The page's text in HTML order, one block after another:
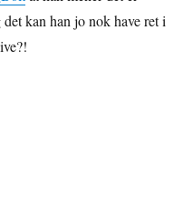
kan han jo nok have ret i